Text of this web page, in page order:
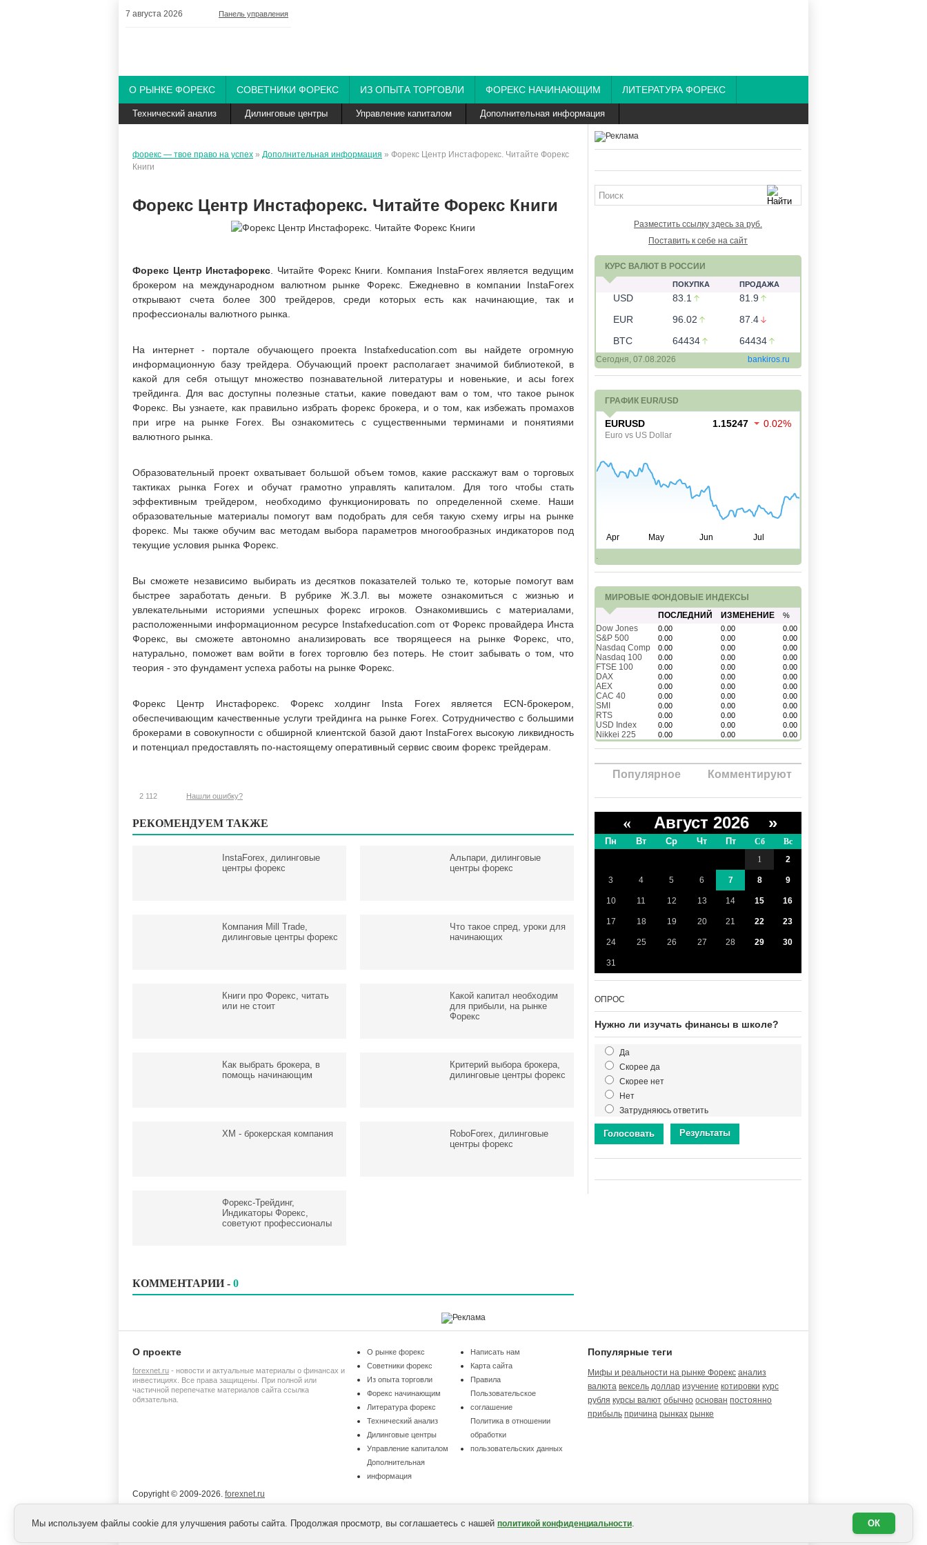
7 августа 2026 Панель управления
О РЫНКЕ ФОРЕКС СОВЕТНИКИ ФОРЕКС ИЗ ОПЫТА ТОРГОВЛИ ФОРЕКС НАЧИНАЮЩИМ ЛИТЕРАТУРА ФОРЕКС
Технический анализ Дилинговые центры Управление капиталом Дополнительная информация
форекс — твое право на успех » Дополнительная информация » Форекс Центр Инстафорекс. Читайте Форекс
Книги
Форекс Центр Инстафорекс. Читайте Форекс Книги
Форекс Центр Инстафорекс . Читайте Форекс Книги. Компания InstaForex является ведущим
брокером на международном валютном рынке Форекс. Ежедневно в компании InstaForex
открывают счета более 300 трейдеров, среди которых есть как начинающие, так и
профессионалы валютного рынка.
На интернет - портале обучающего проекта Instafxeducation.com вы найдете огромную
информационную базу трейдера. Обучающий проект располагает значимой библиотекой, в
какой для себя отыщут множество познавательной литературы и новенькие, и асы forex
трейдинга. Для вас доступны полезные статьи, какие поведают вам о том, что такое рынок
Форекс. Вы узнаете, как правильно избрать форекс брокера, и о том, как избежать промахов
при игре на рынке Forex. Вы ознакомитесь с существенными терминами и понятиями
валютного рынка.
Образовательный проект охватывает большой объем томов, какие расскажут вам о торговых
тактиках рынка Forex и обучат грамотно управлять капиталом. Для того чтобы стать
эффективным трейдером, необходимо функционировать по определенной схеме. Наши
образовательные материалы помогут вам подобрать для себя такую схему игры на рынке
форекс. Мы также обучим вас методам выбора параметров многообразных индикаторов под
текущие условия рынка Форекс.
Вы сможете независимо выбирать из десятков показателей только те, которые помогут вам
быстрее заработать деньги. В рубрике Ж.З.Л. вы можете ознакомиться с жизнью и
увлекательными историями успешных форекс игроков. Ознакомившись с материалами,
расположенными информационном ресурсе Instafxeducation.com от Форекс провайдера Инста
Форекс, вы сможете автономно анализировать все творящееся на рынке Форекс, что,
натурально, поможет вам войти в forex торговлю без потерь. Не стоит забывать о том, что
теория - это фундамент успеха работы на рынке Форекс.
Форекс Центр Инстафорекс. Форекс холдинг Insta Forex является ECN-брокером,
обеспечивающим качественные услуги трейдинга на рынке Forex. Сотрудничество с большими
брокерами в совокупности с обширной клиентской базой дают InstaForex высокую ликвидность
и потенциал предоставлять по-настоящему оперативный сервис своим форекс трейдерам.
2 112 Нашли ошибку?
РЕКОМЕНДУЕМ ТАКЖЕ
InstaForex, дилинговые
центры форекс
Альпари, дилинговые
центры форекс
Компания Mill Trade,
дилинговые центры форекс
Что такое спред, уроки для
начинающих
Книги про Форекс, читать
или не стоит
Какой капитал необходим
для прибыли, на рынке
Форекс
Как выбрать брокера, в
помощь начинающим
Критерий выбора брокера,
дилинговые центры форекс
XM - брокерская компания
RoboForex, дилинговые
центры форекс
Форекс-Трейдинг,
Индикаторы Форекс,
советуют профессионалы
КОММЕНТАРИИ - 0
Разместить ссылку здесь за руб.
Поставить к себе на сайт
КУРС ВАЛЮТ В РОССИИ
ПОКУПКА ПРОДАЖА
USD 83.1
81.9
EUR
96.02
87.4
BTC
64434 64434
Сегодня, 07.08.2026 bankiros.ru
ГРАФИК EUR/USD
.
МИРОВЫЕ ФОНДОВЫЕ ИНДЕКСЫ
ПОСЛЕДНИЙ
ИЗМЕНЕНИЕ %
Dow Jones 0.00 0.00 0.00
S&P 500 0.00 0.00 0.00
Nasdaq Comp 0.00 0.00 0.00
Nasdaq 100 0.00 0.00 0.00
FTSE 100 0.00 0.00 0.00
DAX 0.00 0.00 0.00
AEX 0.00 0.00 0.00
CAC 40 0.00 0.00 0.00
SMI 0.00 0.00 0.00
RTS 0.00 0.00 0.00
USD Index 0.00 0.00 0.00
Nikkei 225 0.00 0.00 0.00
Популярное Комментируют
« Август 2026 »
Пн Вт Ср Чт Пт Сб Вс
1 2
3 4 5 6 7 8 9
10 11 12 13 14 15 16
17 18 19 20 21 22 23
24 25 26 27 28 29 30
31
ОПРОС
Нужно ли изучать финансы в школе?
Да
Скорее да
Скорее нет
Нет
Затрудняюсь ответить
Голосовать Результаты
О проекте
forexnet.ru - новости и актуальные материалы о финансах и
инвестициях. Все права защищены. При полной или
частичной перепечатке материалов сайта ссылка
обязательна.
Copyright © 2009-2026. forexnet.ru
О рынке форекс
Советники форекс
Из опыта торговли
Форекс начинающим
Литература форекс
Технический анализ
Дилинговые центры
Управление капиталом
Дополнительная
информация
Написать нам
Карта сайта
Правила
Пользовательское
соглашение
Политика в отношении
обработки
пользовательских данных
Популярные теги
Мифы и реальности на рынке Форекс анализ
валюта вексель доллар изучение котировки курс
рубля курсы валют обычно основан постоянно
прибыль причина рынках рынке
Мы используем файлы cookie для улучшения работы сайта. Продолжая просмотр, вы соглашаетесь с нашей политикой конфиденциальности ОК